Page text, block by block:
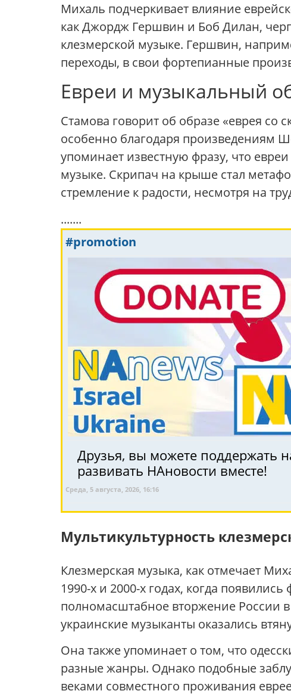
Михаль подчеркивает влияние
как Джордж Гершвин и Боб Дилан,
клезмерской музыке. Гершвин,
переходы, в свои фортепианные
Евреи и музыкальный
Стамова говорит об образе «еврея со
особенно благодаря произведениям
упоминает известную фразу, что
музыке. Скрипач на крыше стал
стремление к радости, несмотря на
.......
#promotion
Друзья, вы можете поддержать
развивать НАновости вместе!
Среда, 5 августа, 2026, 16:16
Мультикультурность
Клезмерская музыка, как отмечает
1990-х и 2000-х годах, когда
полномасштабное вторжение России в
украинские музыканты оказались
Она также упоминает о том, что
разные жанры. Однако подобные
веками совместного проживания